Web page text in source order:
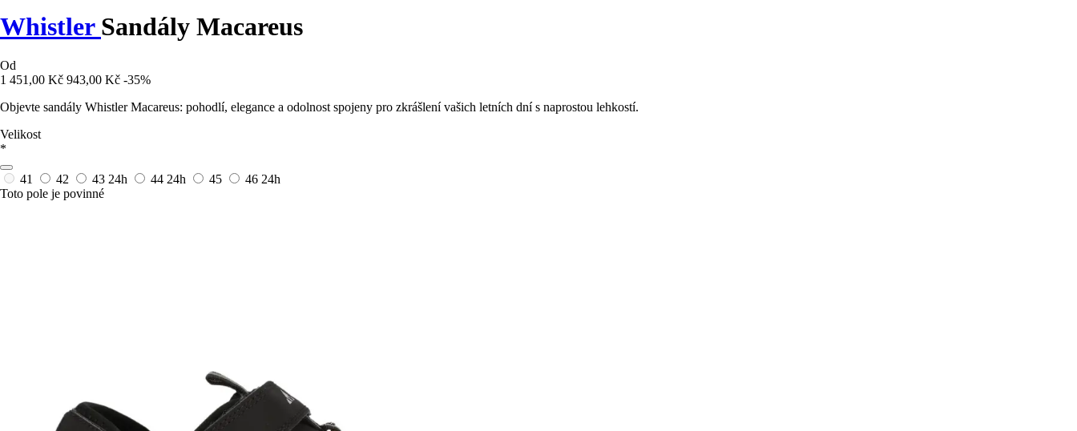
Whistler Sandály Macareus
Od
1 451,00 Kč 943,00 Kč -35%
Objevte sandály Whistler Macareus: pohodlí, elegance a odolnost spojeny pro zkrášlení vašich letních dní s naprostou lehkostí.
Velikost
*
41 42 43 24h 44 24h 45 46 24h
Toto pole je povinné